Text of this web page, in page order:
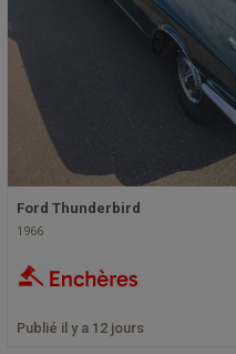
Ford Thunderbird
1966
Publié il y a 12 jours